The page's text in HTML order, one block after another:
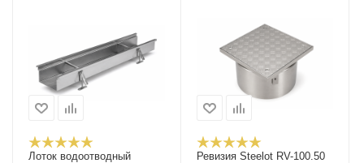
Лоток водоотводный
Ревизия Steelot RV-100.50